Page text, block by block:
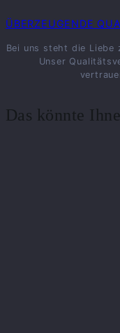
ÜBERZEUGENDE
Bei uns steht die Liebe
Unser
Das könnte